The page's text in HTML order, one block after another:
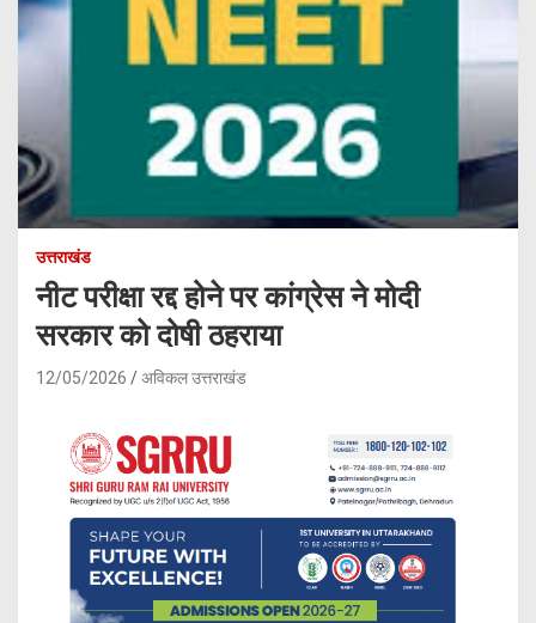
उत्तराखंड
नीट परीक्षा रद्द होने पर कांग्रेस ने मोदी
सरकार को दोषी ठहराया
12/05/2026 अविकल उत्तराखंड